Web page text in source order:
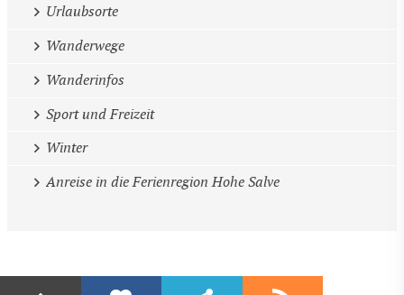
Urlaubsorte
Wanderwege
Wanderinfos
Sport und Freizeit
Winter
Anreise in die Ferienregion Hohe Salve